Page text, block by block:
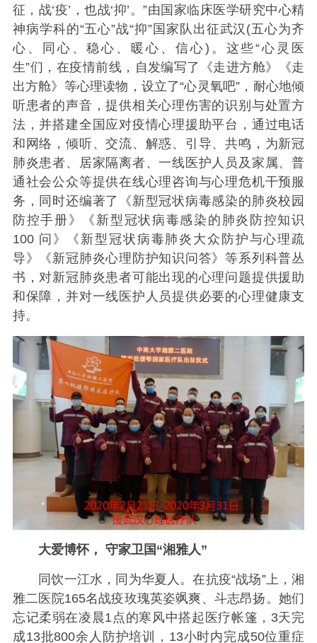
征，战‘疫’，也战‘抑’。”由国家临床医学研究中心精
神病学科的“五心”战“抑”国家队出征武汉(五心为齐
心、同心、稳心、暖心、信心)。这些“心灵医
生”们，在疫情前线，自发编写了《走进方舱》《走
出方舱》等心理读物，设立了“心灵氧吧”，耐心地倾
听患者的声音，提供相关心理伤害的识别与处置方
法，并搭建全国应对疫情心理援助平台，通过电话
和网络，倾听、交流、解惑、引导、共鸣，为新冠
肺炎患者、居家隔离者、一线医护人员及家属、普
通社会公众等提供在线心理咨询与心理危机干预服
务，同时还编著了《新型冠状病毒感染的肺炎校园
防控手册》《新型冠状病毒感染的肺炎防控知识
100 问》《新型冠状病毒肺炎大众防护与心理疏
导》《新冠肺炎心理防护知识问答》等系列科普丛
书，对新冠肺炎患者可能出现的心理问题提供援助
和保障，并对一线医护人员提供必要的心理健康支
持。
大爱博怀， 守家卫国“湘雅人”
同饮一江水，同为华夏人。在抗疫“战场”上，湘
雅二医院165名战疫玫瑰英姿飒爽、斗志昂扬。她们
忘记柔弱在凌晨1点的寒风中搭起医疗帐篷，3天完
成13批800余人防护培训，13小时内完成50位重症